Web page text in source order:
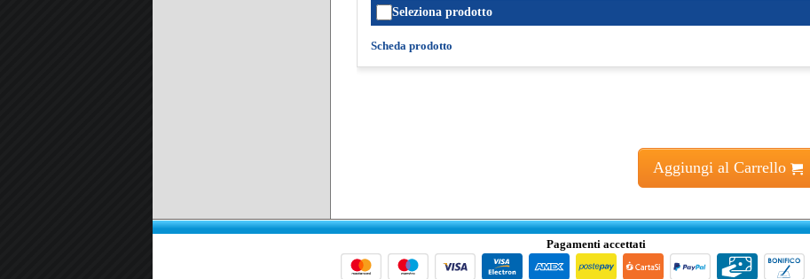
Seleziona prodotto
Scheda prodotto
Aggiungi al Carrello
Pagamenti accettati